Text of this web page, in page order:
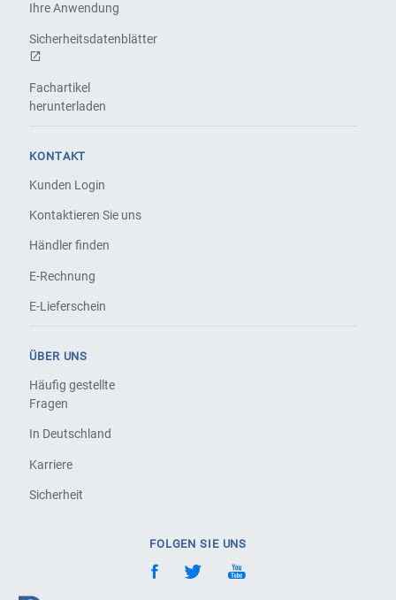
Ihre Anwendung
Sicherheitsdatenblätter
Fachartikel
herunterladen
KONTAKT
Kunden Login
Kontaktieren Sie uns
Händler finden
E-Rechnung
E-Lieferschein
ÜBER UNS
Häufig gestellte
Fragen
In Deutschland
Karriere
Sicherheit
FOLGEN SIE UNS